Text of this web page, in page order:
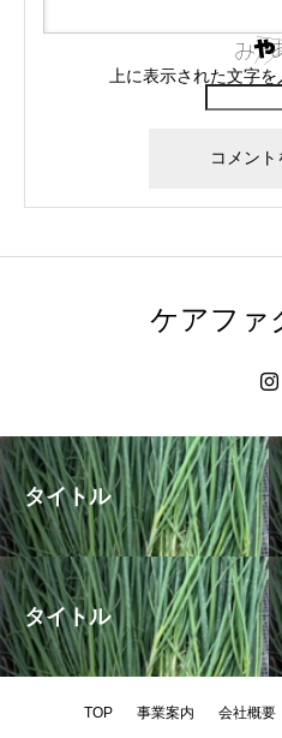
上に表示された文字
ケアファ
タイトル
タイトル
TOP 事業案内 会社概要